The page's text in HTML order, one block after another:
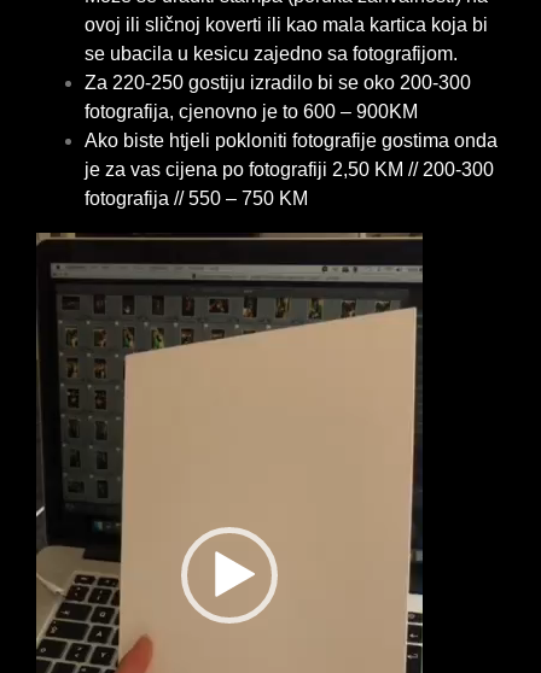
ovoj ili sličnoj koverti ili kao mala kartica koja bi
se ubacila u kesicu zajedno sa fotografijom.
Za 220-250 gostiju izradilo bi se oko 200-300
fotografija, cjenovno je to 600 – 900KM
Ako biste htjeli pokloniti fotografije gostima onda
je za vas cijena po fotografiji 2,50 KM // 200-300
fotografija // 550 – 750 KM
Video
Player